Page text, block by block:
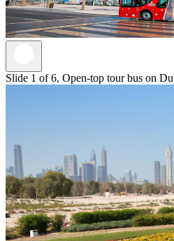
Slide 1 of 6, Open-top tour bus on